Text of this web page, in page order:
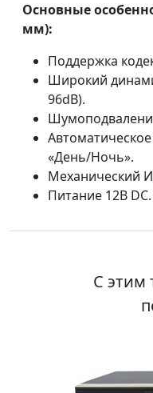
Основные
мм):
Поддержка
Широкий
96dB).
«День/Ночь».
Механический
Питание 12В DC.
С этим